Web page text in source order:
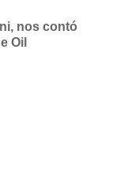
nos contó
Oil